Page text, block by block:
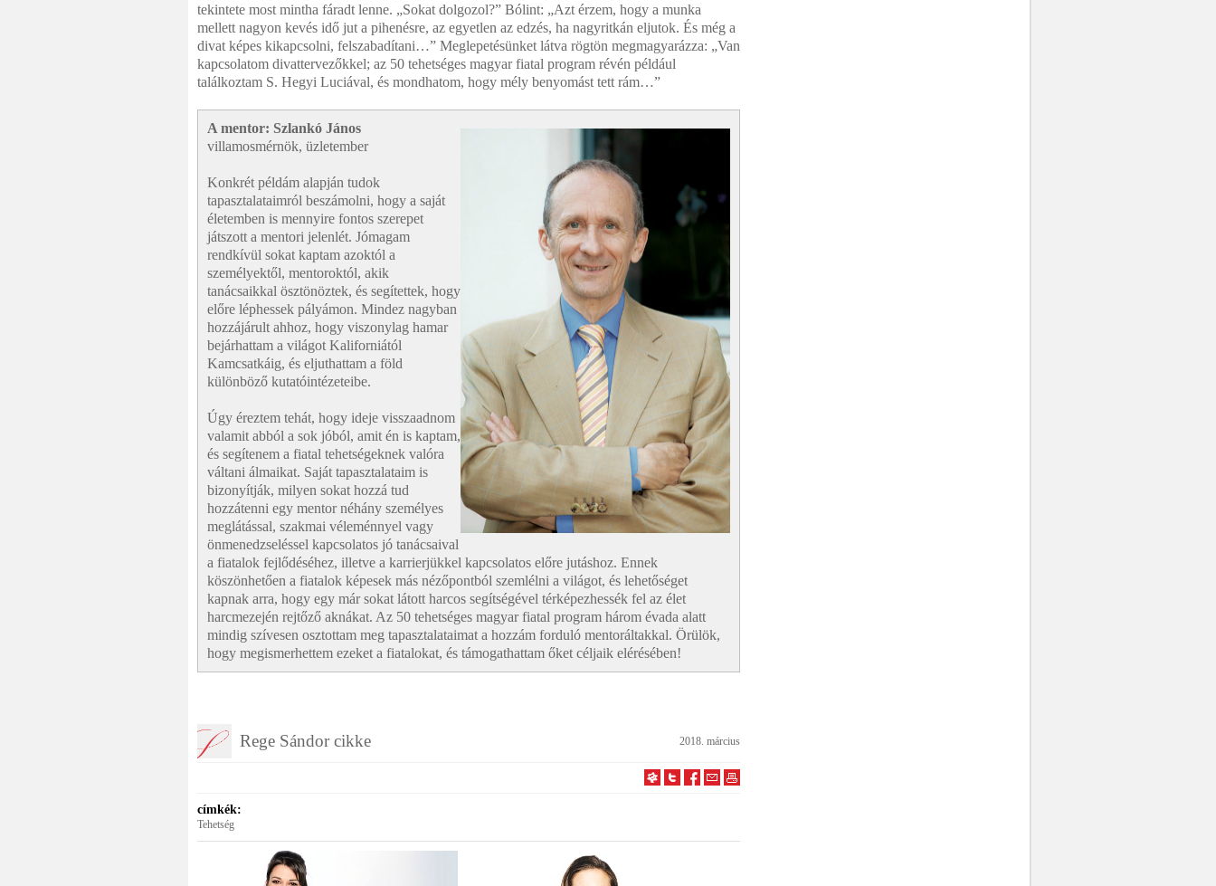
tekintete most mint­ha fáradt lenne. „Sokat dolgozol?” Bólint: „Azt érzem, hogy a munka
mellett nagyon kevés idő jut a pihenésre, az egyetlen az edzés, ha nagyritkán eljutok. És még a
divat képes kikapcsolni, felszabadítani…” Meglepetésünket látva rögtön megmagyarázza: „Van
kapcsolatom divattervezőkkel; az 50 tehetséges magyar fiatal program révén például
találkoztam S. Hegyi Luciával, és mondhatom, hogy mély benyomást tett rám…”
A mentor: Szlankó János
villamosmérnök, üzletember
Konkrét példám alapján tudok
tapasztalataimról beszámolni, hogy a saját
életemben is mennyire fontos szerepet
játszott a mentori jelenlét. Jómagam
rendkívül sokat kaptam azoktól a
személyektől, mentoroktól, akik
tanácsaikkal ösztönöztek, és segítettek, hogy
előre léphessek pályámon. Mindez nagyban
hozzájárult ahhoz, hogy viszonylag hamar
bejárhattam a világot Kaliforniától
Kamcsatkáig, és eljuthattam a föld
különböző kutatóintézeteibe.
Úgy éreztem tehát, hogy ideje visszaadnom
valamit abból a sok jóból, amit én is kaptam,
és segítenem a fiatal tehetségeknek valóra
váltani álmaikat. Saját tapasztalataim is
bizonyítják, milyen sokat hozzá tud
hozzátenni egy mentor néhány személyes
meglátással, szakmai véleménnyel vagy
önmenedzseléssel kapcsolatos jó tanácsaival
a fiatalok fejlődéséhez, illetve a karrierjükkel kapcsolatos előre jutáshoz. Ennek
köszönhetően a fiatalok képesek más nézőpontból szemlélni a világot, és lehetőséget
kapnak arra, hogy egy már sokat látott harcos segítségével térképezhessék fel az élet
harcmezején rejtőző aknákat. Az 50 tehetséges magyar fiatal program három évada alatt
mindig szívesen osztottam meg tapasztalataimat a hozzám forduló mentoráltakkal. Örülök,
hogy megismerhettem ezeket a fiatalokat, és támogathattam őket céljaik elérésében!
Rege Sándor cikke 2018. március
címkék:
Tehetség